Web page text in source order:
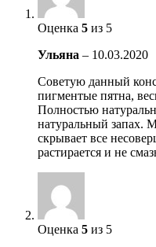
Оценка 5 из 5
Ульяна – 10.03.2020
Советую данный
пигментые пятна,
Полностью
натуральный запах.
скрывает все
растирается и не
Оценка 5 из 5